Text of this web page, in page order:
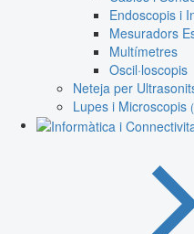
Endoscopis i
Mesuradors
Multímetres
Oscil·loscopis
Neteja per
Lupes i Microscopis